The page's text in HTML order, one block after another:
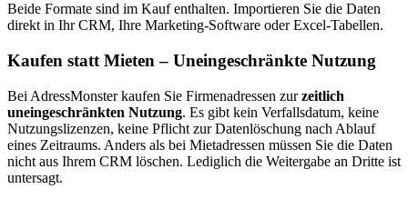
Beide Formate sind im Kauf enthalten. Importieren Sie die Daten
direkt in Ihr CRM, Ihre Marketing-Software oder Excel-Tabellen.
Kaufen statt Mieten – Uneingeschränkte Nutzung
Bei AdressMonster kaufen Sie Firmenadressen zur zeitlich
uneingeschränkten Nutzung. Es gibt kein Verfallsdatum, keine
Nutzungslizenzen, keine Pflicht zur Datenlöschung nach Ablauf
eines Zeitraums. Anders als bei Mietadressen müssen Sie die Daten
nicht aus Ihrem CRM löschen. Lediglich die Weitergabe an Dritte ist
untersagt.